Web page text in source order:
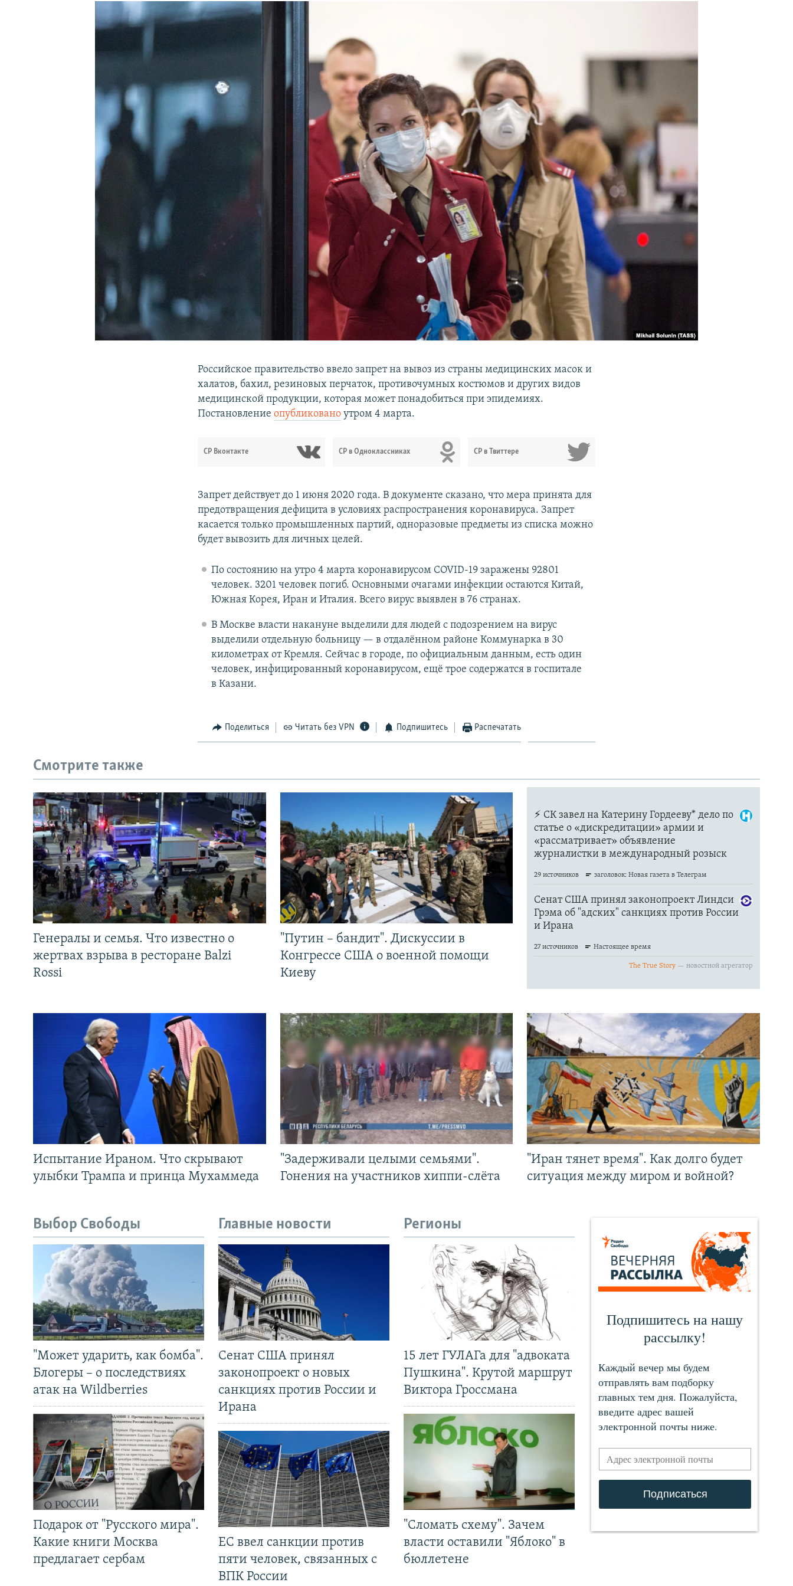
ПОДПИШИТЕСЬ НА РАССЫЛКУ
Российское правительство ввело запрет на вывоз из страны медицинских масок и
халатов, бахил, резиновых перчаток, противочумных костюмов и других видов
медицинской продукции, которая может понадобиться при эпидемиях.
Постановлениеопубликовано утром 4 марта.
СР Вконтакте СР в Одноклассниках СР в Твиттере
Запрет действует до 1 июня 2020 года. В документе сказано, что мера принята для
предотвращения дефицита в условиях распространения коронавируса. Запрет
касается только промышленных партий, одноразовые предметы из списка можно
будет вывозить для личных целей.
По состоянию на утро 4 марта коронавирусом COVID-19 заражены 92801
человек. 3201 человек погиб. Основными очагами инфекции остаются Китай,
Южная Корея, Иран и Италия. Всего вирус выявлен в 76 странах.
В Москве власти накануне выделили для людей с подозрением на вирус
выделили отдельную больницу — в отдалённом районе Коммунарка в 30
километрах от Кремля. Сейчас в городе, по официальным данным, есть один
человек, инфицированный коронавирусом, ещё трое содержатся в госпитале
в Казани.
Поделиться Читать без VPN Подпишитесь Распечатать
Смотрите также
Генералы и семья. Что известно о
жертвах взрыва в ресторане Balzi
Rossi
"Путин – бандит". Дискуссии в
Конгрессе США о военной помощи
Киеву
Испытание Ираном. Что скрывают
улыбки Трампа и принца Мухаммеда
"Задерживали целыми семьями".
Гонения на участников хиппи-слёта
"Иран тянет время". Как долго будет
ситуация между миром и войной?
Выбор Свободы
"Может ударить, как бомба".
Блогеры – о последствиях
атак на Wildberries
Подарок от "Русского мира".
Какие книги Москва
предлагает сербам
Главные новости
Сенат США принял
законопроект о новых
санкциях против России и
Ирана
ЕС ввел санкции против
пяти человек, связанных с
ВПК России
Регионы
15 лет ГУЛАГа для "адвоката
Пушкина". Крутой маршрут
Виктора Гроссмана
"Сломать схему". Зачем
власти оставили "Яблоко" в
бюллетене